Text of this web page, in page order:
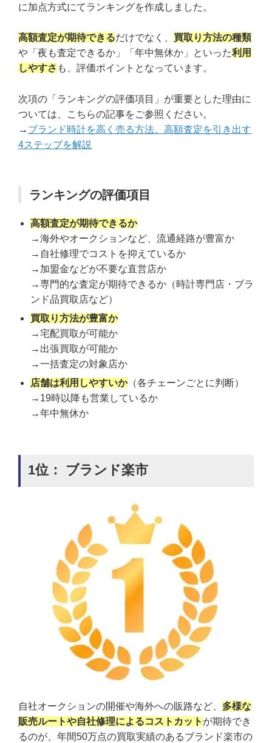
に加点方式にてランキングを作成しました。
高額査定が期待できるだけでなく、 買取り方法の種類
や「夜も査定できるか」「年中無休か」といった利用
しやすさ も、評価ポイントとなっています。
次項の「ランキングの評価項目」が重要とした理由に
ついては、こちらの記事をご参照ください。
→ ブランド時計を高く売る方法。高額査定を引き出す
4ステップを解説
ランキングの評価項目
高額査定が期待できるか
→海外やオークションなど、流通経路が豊富か
→自社修理でコストを抑えているか
→加盟金などが不要な直営店か
→専門的な査定が期待できるか（時計専門店・ブラ
ンド品買取店など）
買取り方法が豊富か
→宅配買取が可能か
→出張買取が可能か
→一括査定の対象店か
店舗は利用しやすいか（各チェーンごとに判断）
→19時以降も営業しているか
→年中無休か
1位： ブランド楽市
自社オークションの開催や海外への販路など、 多様な
販売ルートや自社修理によるコストカット が期待でき
るのが、年間50万点の買取実績のあるブランド楽市の